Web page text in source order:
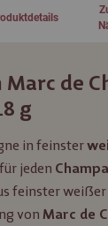
de
g
in feinster
jeden
feinster
von Marc de